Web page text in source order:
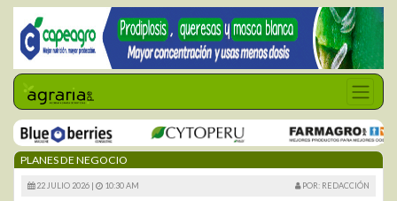
PLANES DE NEGOCIO
22 JULIO 2026 | 10:30 AM POR: REDACCIÓN